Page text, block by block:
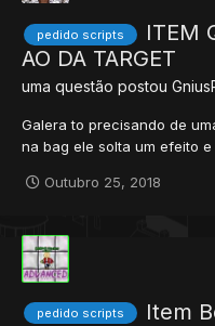
pedido scripts
ITEM
AO DA TARGET
uma questão postou
Galera to precisando de
na bag ele solta um efeito
lugar, somente na bag.
Outubro 25, 2018
pedido scripts Item